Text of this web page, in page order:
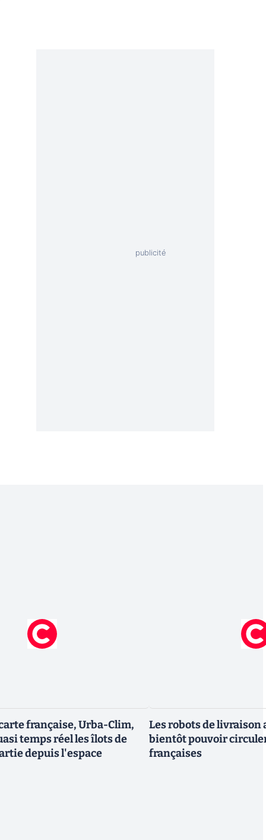
française, Urba-Clim,
temps réel les îlots de
depuis l'espace
Les robots de livraison
bientôt pouvoir
françaises